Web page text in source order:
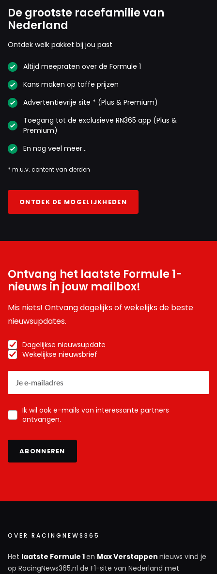
De grootste racefamilie van
Nederland
Ontdek welk pakket bij jou past
Altijd meepraten over de Formule 1
Kans maken op toffe prijzen
Advertentievrije site * (Plus & Premium)
Toegang tot de exclusieve RN365 app (Plus &
Premium)
En nog veel meer…
* m.u.v. content van derden
ONTDEK DE MOGELIJKHEDEN
Ontvang het laatste Formule 1-
nieuws in jouw mailbox!
Mis niets! Ontvang dagelijks of wekelijks de beste
nieuwsupdates.
Dagelijkse nieuwsupdate
Wekelijkse nieuwsbrief
Ik wil ook e-mails van interessante partners
ontvangen.
ABONNEREN
OVER RACINGNEWS365
Het laatste Formule 1en Max Verstappen nieuws vind je
op RacingNews365.nl de F1-site van Nederland met